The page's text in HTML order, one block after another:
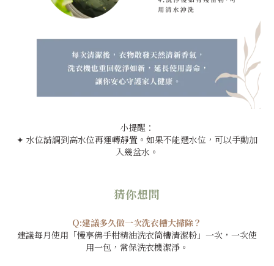
小提醒：
✦ 水位請調到高水位再運轉靜置。如果不能選水位，可以手動加
入幾盆水。
猜你想問
Q:建議多久做一次洗衣槽大掃除？
建議每月使用「慢享佛手柑精油洗衣筒槽清潔粉」一次，一次使
用一包，常保洗衣機潔淨。